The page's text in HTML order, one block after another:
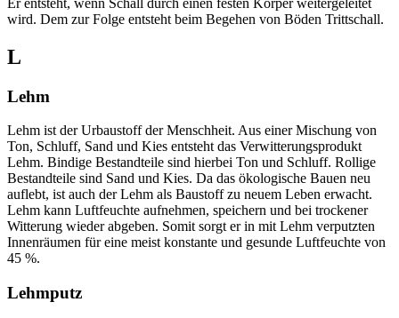
wird. Dem zur Folge entsteht beim Begehen von Böden Trittschall.
L
Lehm
Lehm ist der Urbaustoff der Menschheit. Aus einer Mischung von
Ton, Schluff, Sand und Kies entsteht das Verwitterungsprodukt
Lehm. Bindige Bestandteile sind hierbei Ton und Schluff. Rollige
Bestandteile sind Sand und Kies. Da das ökologische Bauen neu
auflebt, ist auch der Lehm als Baustoff zu neuem Leben erwacht.
Lehm kann Luftfeuchte aufnehmen, speichern und bei trockener
Witterung wieder abgeben. Somit sorgt er in mit Lehm verputzten
Innenräumen für eine meist konstante und gesunde Luftfeuchte von
45 %.
Lehmputz